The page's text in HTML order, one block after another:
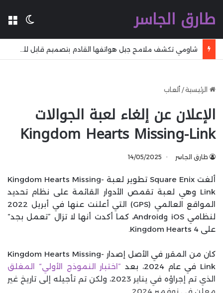
طارق الجاسر
هاتف موتورولا Edge 70 Neo يظهر بتسريب جديد مع كاميرا 200 ميجابكسل وتصميم مدمج وملون
الرئيسية/ ألعاب
الإعلان عن إلغاء لعبة الجوالات
Kingdom Hearts Missing-Link
طارق الجاسر 14/05/2025
ألغت Square Enix تطوير لعبة Kingdom Hearts Missing-
Link وهي لعبة تقمص الأدوار القائمة على نظام تحديد
المواقع العالمي (GPS) التي أعلنت عنها في أبريل 2022
لنظامي iOS وAndroid، كما أكدت أنها لا تزال ”تعمل بجد“
على Kingdom Hearts 4.
كان من المقرر في الأصل إصدار Kingdom Hearts Missing-
Link في عام 2024، بعد
”اختبار النموذج الأولي“ المغلق
الذي تم إجراؤه في يناير 2023، ولكن تم تأجيله إلى تاريخ غير